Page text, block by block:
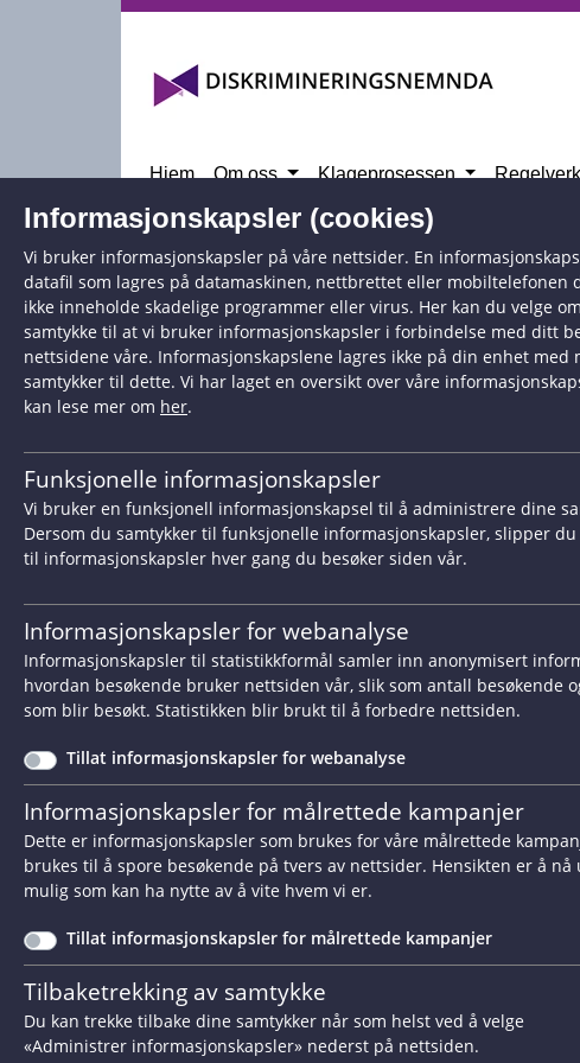
Informasjonskapsler (cookies)
Vi bruker informasjonskapsler på våre nettsider. En
datafil som lagres på datamaskinen, nettbrettet eller mobiltelefonen
ikke inneholde skadelige programmer eller virus. Her kan du velge
samtykke til at vi bruker informasjonskapsler i forbindelse med ditt
nettsidene våre. Informasjonskapslene lagres ikke på din enhet med
samtykker til dette. Vi har laget en oversikt over våre
kan lese mer om her.
Funksjonelle informasjonskapsler
Vi bruker en funksjonell informasjonskapsel til å administrere dine
Dersom du samtykker til funksjonelle informasjonskapsler, slipper
til informasjonskapsler hver gang du besøker siden vår.
Informasjonskapsler for webanalyse
Informasjonskapsler til statistikkformål samler inn anonymisert
hvordan besøkende bruker nettsiden vår, slik som antall besøkende
som blir besøkt. Statistikken blir brukt til å forbedre nettsiden.
Tillat informasjonskapsler for webanalyse
Informasjonskapsler for målrettede kampanjer
Dette er informasjonskapsler som brukes for våre målrettede
brukes til å spore besøkende på tvers av nettsider. Hensikten er å
mulig som kan ha nytte av å vite hvem vi er.
Tillat informasjonskapsler for målrettede kampanjer
Tilbaketrekking av samtykke
Du kan trekke tilbake dine samtykker når som helst ved å velge
«Administrer informasjonskapsler» nederst på nettsiden.
Hopp til hovedinnhold
Hjem Om oss Klageprosessen
Klagesak 21/747
Klage mottatt 15.12.2021
Status
Samfunnsområde
Kjønn Juridisk
Grunnlag
Resultat Brudd
Bruddmåte
Spesielle forhold Muntlig
Konsekvens brudd
Diskriminerings­nemnda
Adresse:
Dreggsallmenningen 10-12